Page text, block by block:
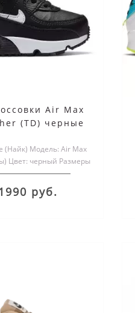
Air Max
(TD) черные
(Найк) Модель: Air Max
Цвет: черный Размеры
обуви: женс..
руб.